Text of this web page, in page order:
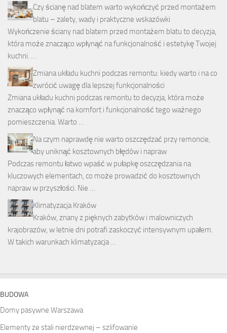
Czy ścianę nad blatem warto wykończyć przed montażem
blatu – zalety, wady i praktyczne wskazówki
Wykończenie ściany nad blatem przed montażem blatu to decyzja,
która może znacząco wpłynąć na funkcjonalność i estetykę Twojej
kuchni. …
Zmiana układu kuchni podczas remontu: kiedy warto i na co
zwrócić uwagę dla lepszej funkcjonalności
Zmiana układu kuchni podczas remontu to decyzja, która może
znacząco wpłynąć na komfort i funkcjonalność tego ważnego
pomieszczenia. Warto …
Na czym naprawdę nie warto oszczędzać przy remoncie,
aby uniknąć kosztownych błędów i napraw
Podczas remontu łatwo wpaść w pułapkę oszczędzania na
kluczowych elementach, co może prowadzić do kosztownych
napraw w przyszłości. Nie …
Klimatyzacja Kraków
Kraków, znany z pięknych zabytków i malowniczych
krajobrazów, w letnie dni potrafi zaskoczyć intensywnym upałem.
W takich warunkach klimatyzacja …
BUDOWA
Domy pasywne Warszawa
Elementy ze stali nierdzewnej – szlifowanie